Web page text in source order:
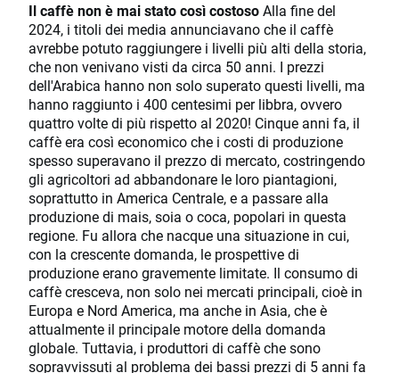
Il caffè non è mai stato così costosoAlla fine del
2024, i titoli dei media annunciavano che il caffè
avrebbe potuto raggiungere i livelli più alti della storia,
che non venivano visti da circa 50 anni. I prezzi
dell'Arabica hanno non solo superato questi livelli, ma
hanno raggiunto i 400 centesimi per libbra, ovvero
quattro volte di più rispetto al 2020! Cinque anni fa, il
caffè era così economico che i costi di produzione
spesso superavano il prezzo di mercato, costringendo
gli agricoltori ad abbandonare le loro piantagioni,
soprattutto in America Centrale, e a passare alla
produzione di mais, soia o coca, popolari in questa
regione. Fu allora che nacque una situazione in cui,
con la crescente domanda, le prospettive di
produzione erano gravemente limitate. Il consumo di
caffè cresceva, non solo nei mercati principali, cioè in
Europa e Nord America, ma anche in Asia, che è
attualmente il principale motore della domanda
globale. Tuttavia, i produttori di caffè che sono
sopravvissuti al problema dei bassi prezzi di 5 anni fa